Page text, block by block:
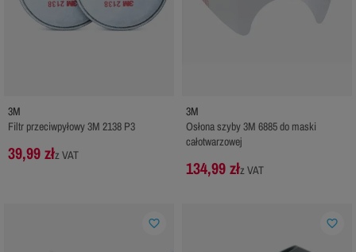
3M
Filtr przeciwpyłowy 3M 2138 P3
39,99 złz VAT
3M
Osłona szyby 3M 6885 do maski
całotwarzowej
134,99 złz VAT
favorite_border favorite_border